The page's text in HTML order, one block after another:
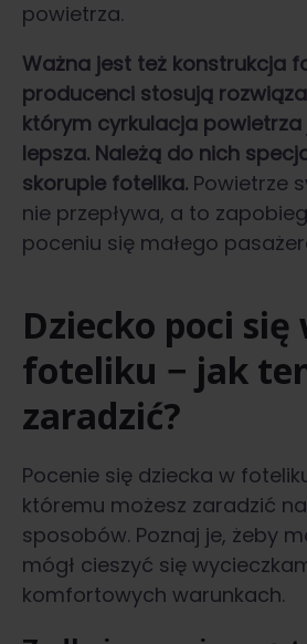
powietrza.
Ważna jest też konstrukcja
producenci stosują
którym cyrkulacja powietrza
lepsza. Należą do nich
skorupie fotelika. Powietrze
nie przepływa, a to
poceniu się małego
Dziecko poci się
foteliku − jak
zaradzić?
Pocenie się dziecka w
któremu możesz zaradzić
sposobów. Poznaj je, żeby
mógł cieszyć się
komfortowych warunkach.